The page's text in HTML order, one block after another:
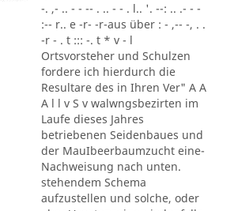
-. ,- .. - - -- . .. - - . l.. '. --: .. .- - -
:-- r.. e -r- -r-aus über : - ,-- -, . .
-r - . t ::: -. t * v - l
Ortsvorsteher und Schulzen
fordere ich hierdurch die
Resultare des in Ihren Ver" A A
A l l v S v walwngsbezirten im
Laufe dieses Jahres
betriebenen Seidenbaues und
der MauIbeerbaumzucht eine-
Nachweisung nach unten.
stehendem Schema
aufzustellen und solche, oder